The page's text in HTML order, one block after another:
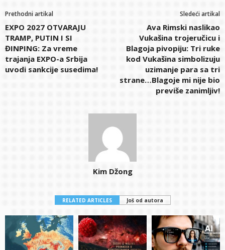
Prethodni artikal
EXPO 2027 OTVARAJU
TRAMP, PUTIN I SI
ĐINPING: Za vreme
trajanja EXPO-a Srbija
uvodi sankcije susedima!
Sledeći artikal
Ava Rimski naslikao
Vukašina trojeručicu i
Blagoja pivopiju: Tri ruke
kod Vukašina simbolizuju
uzimanje para sa tri
strane…Blagoje mi nije bio
previše zanimljiv!
Kim Džong
RELATED ARTICLES Još od autora